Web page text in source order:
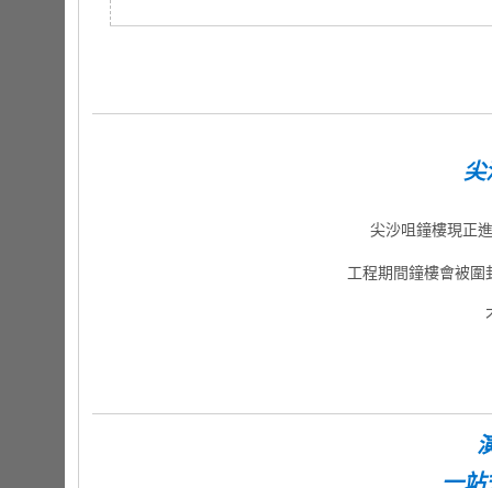
尖
尖沙咀鐘樓現正
工程期間鐘樓會被圍
一